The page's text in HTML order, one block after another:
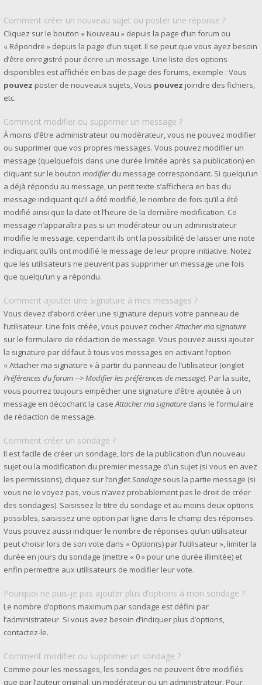
Comment créer un nouveau sujet ou poster une réponse ?
Cliquez sur le bouton « Nouveau » depuis la page d’un forum ou
« Répondre » depuis la page d’un sujet. Il se peut que vous ayez besoin
d’être enregistré pour écrire un message. Une liste des options
disponibles est affichée en bas de page des forums, exemple : Vous
pouvez poster de nouveaux sujets, Vous pouvez joindre des fichiers,
etc.
Comment modifier ou supprimer un message ?
À moins d’être administrateur ou modérateur, vous ne pouvez modifier
ou supprimer que vos propres messages. Vous pouvez modifier un
message (quelquefois dans une durée limitée après sa publication) en
cliquant sur le bouton modifierdu message correspondant. Si quelqu’un
a déjà répondu au message, un petit texte s’affichera en bas du
message indiquant qu’il a été modifié, le nombre de fois qu’il a été
modifié ainsi que la date et l’heure de la dernière modification. Ce
message n’apparaîtra pas si un modérateur ou un administrateur
modifie le message, cependant ils ont la possibilité de laisser une note
indiquant qu’ils ont modifié le message de leur propre initiative. Notez
que les utilisateurs ne peuvent pas supprimer un message une fois
que quelqu’un y a répondu.
Comment ajouter une signature à mes messages ?
Vous devez d’abord créer une signature depuis votre panneau de
l’utilisateur. Une fois créée, vous pouvez cocherAttacher ma signature
sur le formulaire de rédaction de message. Vous pouvez aussi ajouter
la signature par défaut à tous vos messages en activant l’option
« Attacher ma signature » à partir du panneau de l’utilisateur (onglet
Préférences du forum --> Modifier les préférences de message). Par la suite,
vous pourrez toujours empêcher une signature d’être ajoutée à un
message en décochant la caseAttacher ma signature dans le formulaire
de rédaction de message.
Comment créer un sondage ?
Il est facile de créer un sondage, lors de la publication d’un nouveau
sujet ou la modification du premier message d’un sujet (si vous en avez
les permissions), cliquez sur l’ongletSondage sous la partie message (si
vous ne le voyez pas, vous n’avez probablement pas le droit de créer
des sondages). Saisissez le titre du sondage et au moins deux options
possibles, saisissez une option par ligne dans le champ des réponses.
Vous pouvez aussi indiquer le nombre de réponses qu’un utilisateur
peut choisir lors de son vote dans « Option(s) par l’utilisateur », limiter la
durée en jours du sondage (mettre « 0 » pour une durée illimitée) et
enfin permettre aux utilisateurs de modifier leur vote.
Pourquoi ne puis-je pas ajouter plus d’options à mon sondage ?
Le nombre d’options maximum par sondage est défini par
l’administrateur. Si vous avez besoin d’indiquer plus d’options,
contactez-le.
Comment modifier ou supprimer un sondage ?
Comme pour les messages, les sondages ne peuvent être modifiés
que par l’auteur original, un modérateur ou un administrateur. Pour